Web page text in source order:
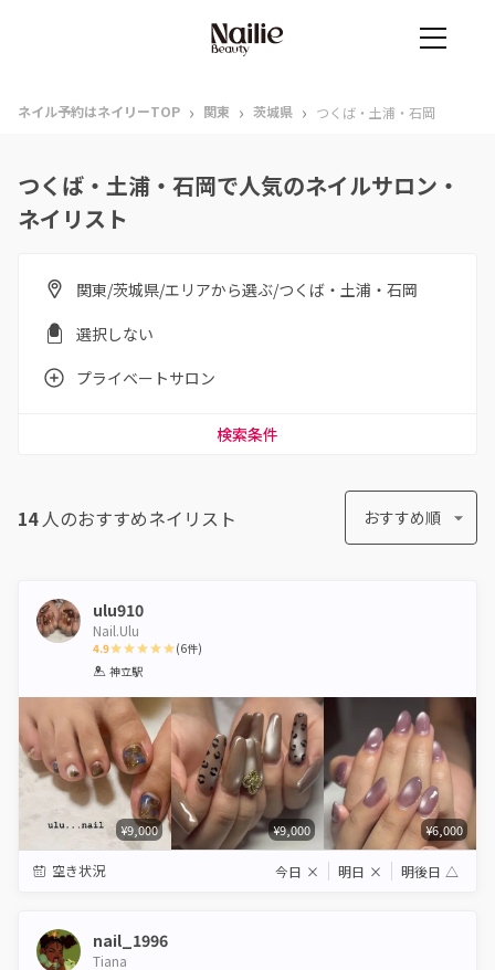
ネイル予約はネイリーTOP › 関東 › 茨城県 › つくば・土浦・石岡
つくば・土浦・石岡で人気のネイルサロン・
ネイリスト
関東/茨城県/エリアから選ぶ/つくば・土浦・石岡
選択しない
プライベートサロン
検索条件
14人のおすすめネイリスト おすすめ順
ulu910
Nail.Ulu
4.9
1 2 3
(6件)
神立駅
¥9,000 ¥9,000 ¥6,000
空き状況 今日 × 明日 × 明後日 △
nail_1996
Tiana